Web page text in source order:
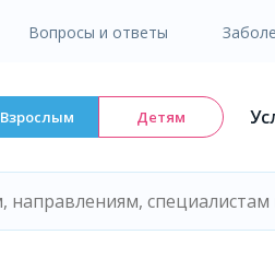
Вопросы и ответы
Взрослым Детям